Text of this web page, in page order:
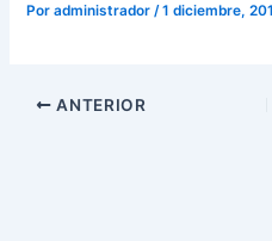
Poradministrador /1 diciembre,
ANTERIOR